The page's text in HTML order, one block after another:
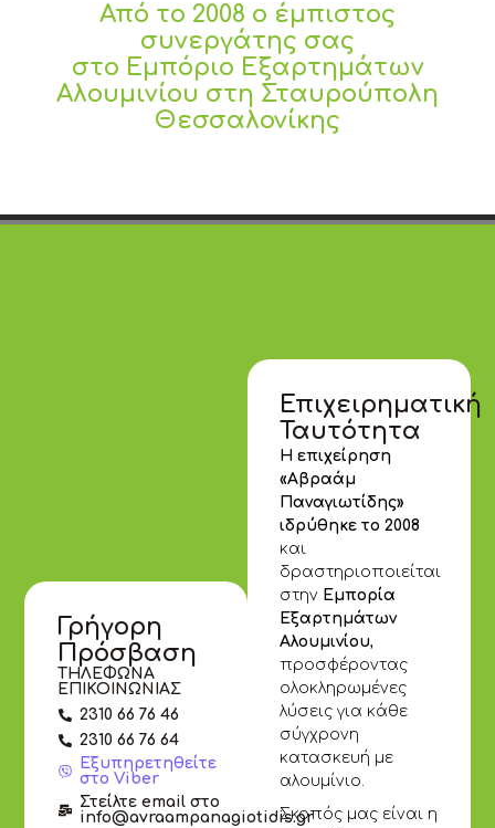
Από το 2008 ο έμπιστος
συνεργάτης σας
στο Εμπόριο Εξαρτημάτων
Αλουμινίου στη Σταυρούπολη
Θεσσαλονίκης
Επιχειρηματική
Ταυτότητα
Η επιχείρηση
«Αβραάμ
Παναγιωτίδης»
ιδρύθηκε το 2008
και
δραστηριοποιείται
στην Εμπορία
Εξαρτημάτων
Αλουμινίου,
προσφέροντας
ολοκληρωμένες
λύσεις για κάθε
σύγχρονη
κατασκευή με
αλουμίνιο.
Σκοπός μας είναι η
Γρήγορη
Πρόσβαση
ΤΗΛΕΦΩΝΑ
ΕΠΙΚΟΙΝΩΝΙΑΣ
2310 66 76 46
2310 66 76 64
Εξυπηρετηθείτε
στο Viber
Στείλτε email στο
info@avraampanagiotidis.gr